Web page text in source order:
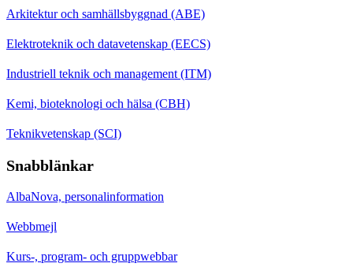
Arkitektur och samhällsbyggnad (ABE)
Elektroteknik och datavetenskap (EECS)
Industriell teknik och management (ITM)
Kemi, bioteknologi och hälsa (CBH)
Teknikvetenskap (SCI)
Snabblänkar
AlbaNova, personalinformation
Webbmejl
Kurs-, program- och gruppwebbar